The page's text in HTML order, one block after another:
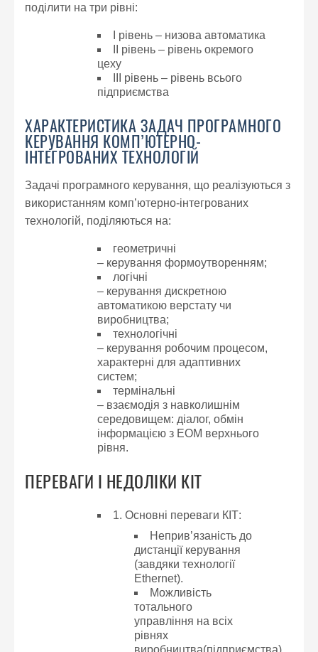
поділити на три рівні:
I рівень – низова автоматика
ІІ рівень – рівень окремого
цеху
рівень – рівень всього
підприємства
ХАРАКТЕРИСТИКА ЗАДАЧ ПРОГРАМНОГО
КЕРУВАННЯ КОМП’ЮТЕРНО-
ІНТЕГРОВАНИХ ТЕХНОЛОГІЙ
Задачі програмного керування, що реалізуються з
використанням комп’ютерно-інтегрованих
технологій, поділяються на:
геометричні
– керування формоутворенням;
логічні
– керування дискретною
автоматикою верстату чи
виробництва;
технологічні
– керування робочим процесом,
характерні для адаптивних
систем;
термінальні
– взаємодія з навколишнім
середовищем: діалог, обмін
інформацією з ЕОМ верхнього
рівня.
ПЕРЕВАГИ І НЕДОЛІКИ КІТ
1. Основні переваги КІТ:
Неприв’язаність до
дистанції керування
(завдяки технології
Ethernet).
Можливість
тотального
управління на всіх
рівнях